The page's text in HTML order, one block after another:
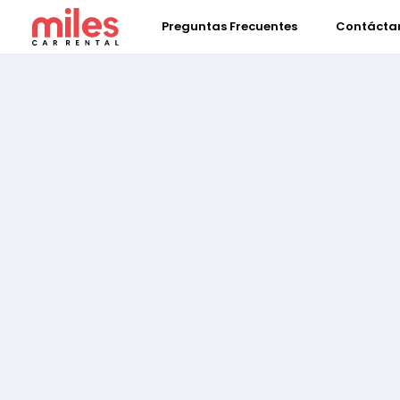
Preguntas Frecuentes